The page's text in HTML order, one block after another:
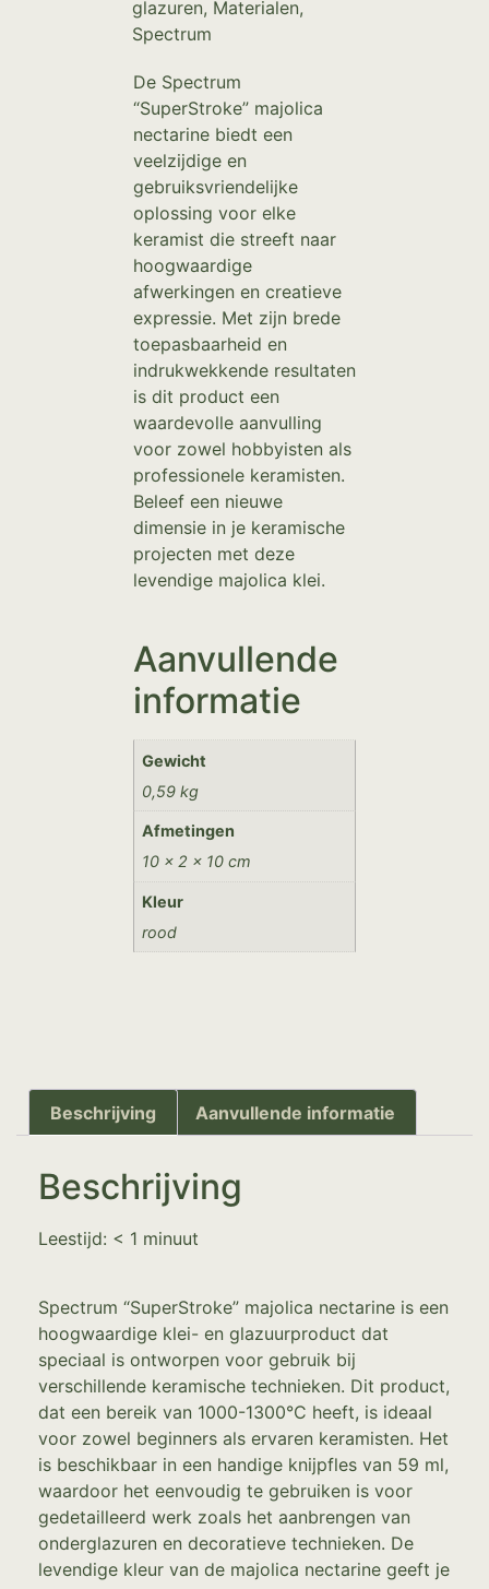
glazuren, Materialen,
Spectrum
De Spectrum
“SuperStroke” majolica
nectarine biedt een
veelzijdige en
gebruiksvriendelijke
oplossing voor elke
keramist die streeft naar
hoogwaardige
afwerkingen en creatieve
expressie. Met zijn brede
toepasbaarheid en
indrukwekkende resultaten
is dit product een
waardevolle aanvulling
voor zowel hobbyisten als
professionele keramisten.
Beleef een nieuwe
dimensie in je keramische
projecten met deze
levendige majolica klei.
Aanvullende
informatie
Gewicht
0,59 kg
Afmetingen
10 × 2 × 10 cm
Kleur
rood
Beschrijving Aanvullende informatie
Beschrijving
Leestijd: < 1 minuut
Spectrum “SuperStroke” majolica nectarine is een
hoogwaardige klei- en glazuurproduct dat
speciaal is ontworpen voor gebruik bij
verschillende keramische technieken. Dit product,
dat een bereik van 1000-1300°C heeft, is ideaal
voor zowel beginners als ervaren keramisten. Het
is beschikbaar in een handige knijpfles van 59 ml,
waardoor het eenvoudig te gebruiken is voor
gedetailleerd werk zoals het aanbrengen van
onderglazuren en decoratieve technieken. De
levendige kleur van de majolica nectarine geeft je